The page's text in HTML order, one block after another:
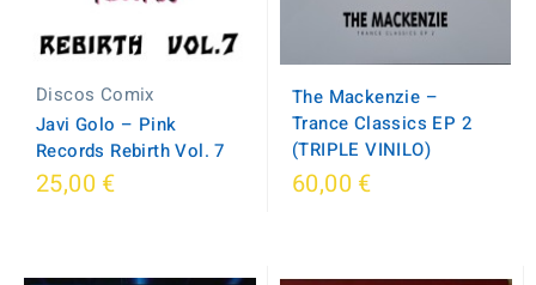
Discos Comix
Javi Golo – Pink
Records Rebirth Vol. 7
25,00 €
The Mackenzie ‎–
Trance Classics EP 2
(TRIPLE VINILO)
60,00 €